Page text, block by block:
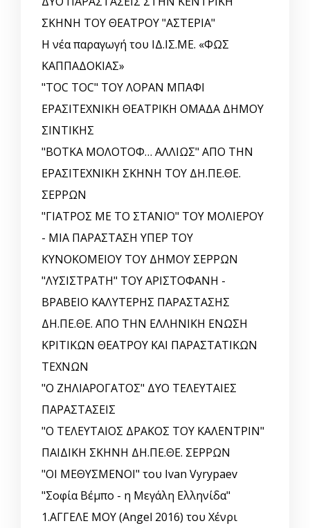
ΣΚΗΝΗ ΤΟΥ ΘΕΑΤΡΟΥ "ΑΣΤΕΡΙΑ"
Η νέα παραγωγή του ΙΔ.ΙΣ.ΜΕ. «ΦΩΣ
ΚΑΠΠΑΔΟΚΙΑΣ»
"TOC TOC" ΤΟΥ ΛΟΡΑΝ ΜΠΑΦΙ
ΕΡΑΣΙΤΕΧΝΙΚΗ ΘΕΑΤΡΙΚΗ ΟΜΑΔΑ ΔΗΜΟΥ
ΣΙΝΤΙΚΗΣ
"ΒΟΤΚΑ ΜΟΛΟΤΟΦ… ΑΛΛΙΩΣ" ΑΠΟ ΤΗΝ
ΕΡΑΣΙΤΕΧΝΙΚΗ ΣΚΗΝΗ ΤΟΥ ΔΗ.ΠΕ.ΘΕ.
ΣΕΡΡΩΝ
"ΓΙΑΤΡΟΣ ΜΕ ΤΟ ΣΤΑΝΙΟ" ΤΟΥ ΜΟΛΙΕΡΟΥ
- ΜΙΑ ΠΑΡΑΣΤΑΣΗ ΥΠΕΡ ΤΟΥ
ΚΥΝΟΚΟΜΕΙΟΥ ΤΟΥ ΔΗΜΟΥ ΣΕΡΡΩΝ
"ΛΥΣΙΣΤΡΑΤΗ" ΤΟΥ ΑΡΙΣΤΟΦΑΝΗ -
ΒΡΑΒΕΙΟ ΚΑΛΥΤΕΡΗΣ ΠΑΡΑΣΤΑΣΗΣ
ΔΗ.ΠΕ.ΘΕ. ΑΠΟ ΤΗΝ ΕΛΛΗΝΙΚΗ EΝΩΣΗ
ΚΡΙΤΙΚΩΝ ΘΕΑΤΡΟΥ ΚΑΙ ΠΑΡΑΣΤΑΤΙΚΩΝ
ΤΕΧΝΩΝ
"Ο ΖΗΛΙΑΡΟΓΑΤΟΣ" ΔΥΟ ΤΕΛΕΥΤΑΙΕΣ
ΠΑΡΑΣΤΑΣΕΙΣ
"Ο ΤΕΛΕΥΤΑΙΟΣ ΔΡΑΚΟΣ ΤΟΥ ΚΑΛΕΝΤΡΙΝ"
ΠΑΙΔΙΚΗ ΣΚΗΝΗ ΔΗ.ΠΕ.ΘΕ. ΣΕΡΡΩΝ
"ΟΙ ΜΕΘΥΣΜΕΝΟΙ" του Ivan Vyrypaev
"Σοφία Βέμπο - η Μεγάλη Ελληνίδα"
1.ΑΓΓΕΛΕ ΜΟΥ (Angel 2016) του Χένρι